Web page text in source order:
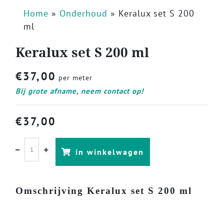
Home » Onderhoud » Keralux set S 200
ml
Keralux set S 200 ml
€37,00 per meter
Bij grote afname, neem contact op!
€37,00
in winkelwagen
Omschrijving Keralux set S 200 ml